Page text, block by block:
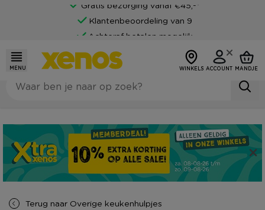
Gratis bezorging vanaf €45,-*
Klantenbeoordeling van 9
Achteraf betalen mogelijk
MENU WINKELS ACCOUNT MANDJE
Terug naar Overige keukenhulpjes